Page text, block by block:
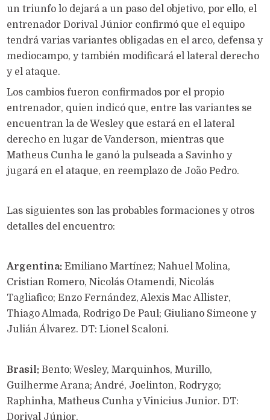
un triunfo lo dejará a un paso del objetivo, por ello, el
entrenador Dorival Júnior confirmó que el equipo
tendrá varias variantes obligadas en el arco, defensa y
mediocampo, y también modificará el lateral derecho
y el ataque.
Los cambios fueron confirmados por el propio
entrenador, quien indicó que, entre las variantes se
encuentran la de Wesley que estará en el lateral
derecho en lugar de Vanderson, mientras que
Matheus Cunha le ganó la pulseada a Savinho y
jugará en el ataque, en reemplazo de João Pedro.
Las siguientes son las probables formaciones y otros
detalles del encuentro:
Argentina:Emiliano Martínez; Nahuel Molina,
Cristian Romero, Nicolás Otamendi, Nicolás
Tagliafico; Enzo Fernández, Alexis Mac Allister,
Thiago Almada, Rodrigo De Paul; Giuliano Simeone y
Julián Álvarez. DT: Lionel Scaloni.
Brasil:Bento; Wesley, Marquinhos, Murillo,
Guilherme Arana; André, Joelinton, Rodrygo;
Raphinha, Matheus Cunha y Vinicius Junior. DT:
Dorival Júnior.